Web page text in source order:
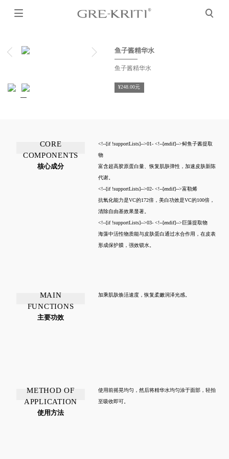
 
  鱼子酱精华水
鱼子酱精华水
¥248.00元
CORE
COMPONENTS
核心成分
<!--[if !supportLists]-->01- <!--[endif]-->鲟鱼子酱提取
物
富含超高胶原蛋白量、恢复肌肤弹性，加速皮肤新陈
代谢。
<!--[if !supportLists]-->02- <!--[endif]-->富勒烯
抗氧化能力是VC的172倍，美白功效是VC的100倍，
清除自由基效果显著。
<!--[if !supportLists]-->03- <!--[endif]-->巨藻提取物
海藻中活性物质能与皮肤蛋白通过水合作用，在皮表
形成保护膜，强效锁水。
MAIN
FUNCTIONS
主要功效
加乘肌肤焕活速度，恢复柔嫩润泽光感。
METHOD OF
APPLICATION
使用方法
使用前摇晃均匀，然后将精华水均匀涂于面部，轻拍
至吸收即可。